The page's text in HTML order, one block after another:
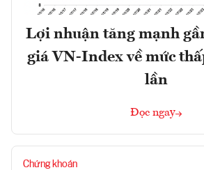
Lợi nhuận tăng mạnh
giá VN-Index về mức
lần
Đọc ngay
Chứng khoán